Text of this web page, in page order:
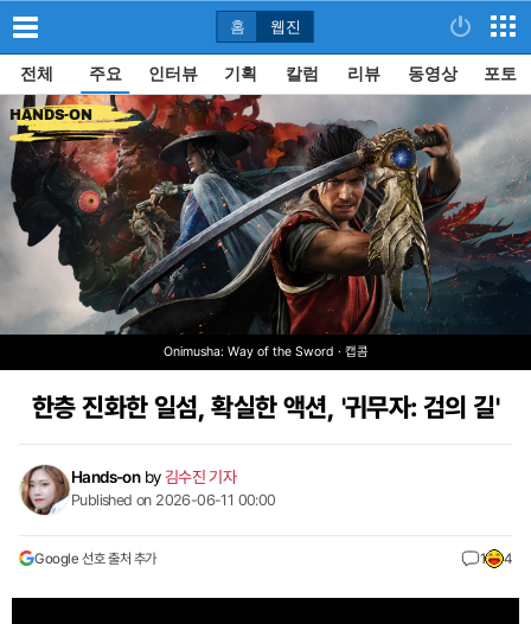
홈 웹진
전체 주요 인터뷰 기획 칼럼 리뷰 동영상 포토
HANDS-ON
Onimusha: Way of the Sword · 캡콤
한층 진화한 일섬, 확실한 액션, '귀무자: 검의 길'
Hands-onby김수진 기자
Published on 2026-06-11 00:00
Google 선호 출처 추가 1 4